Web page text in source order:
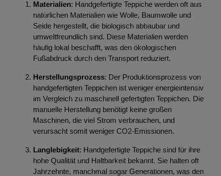
Materialien: Handgefertigte Teppiche werden oft aus
natürlichen Materialien wie Wolle, Baumwolle und
Seide hergestellt, die biologisch abbaubar und
umweltfreundlich sind. Diese Materialien werden
häufig lokal beschafft, was den ökologischen
Fußabdruck durch den Transport reduziert.
Herstellungsprozess: Der Produktionsprozess von
handgefertigten Teppichen ist weniger energieintensiv
im Vergleich zu maschinell gefertigten Teppichen. Die
manuelle Herstellung benötigt keine großen
Maschinen, die viel Strom verbrauchen, und
verursacht somit weniger CO2-Emissionen.
Langlebigkeit: Handgefertigte Teppiche sind für ihre
hohe Qualität und Haltbarkeit bekannt. Sie halten oft
Jahrzehnte, manchmal sogar Generationen, was den